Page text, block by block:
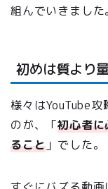
組んでいきました
初めは質より
様々はYouTube
のが、「初心者
ること 」でした。